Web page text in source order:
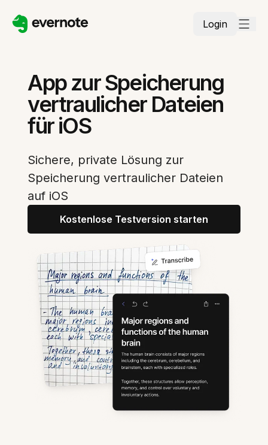
Login
App zur Speicherung
vertraulicher Dateien
für iOS
Sichere, private Lösung zur
Speicherung vertraulicher Dateien
auf iOS
Kostenlose Testversion starten